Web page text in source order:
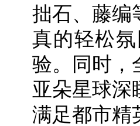
拙石、藤编
真的轻松
验。同时，
亚朵星球深
满足都市